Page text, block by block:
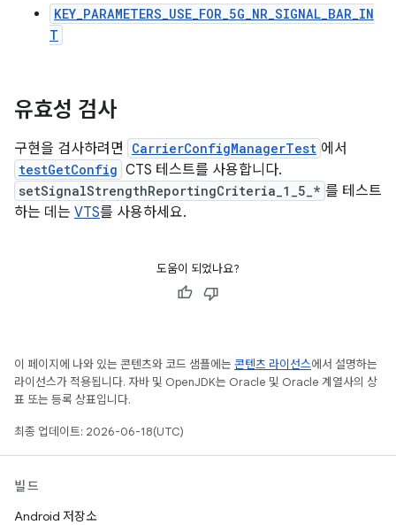
KEY_PARAMETERS_USE_FOR_5G_NR_SIGNAL_BAR_IN
T
유효성 검사
구현을 검사하려면 CarrierConfigManagerTest 에서
testGetConfig CTS 테스트를 사용합니다.
setSignalStrengthReportingCriteria_1_5_* 를 테스트
하는 데는 VTS를 사용하세요.
도움이 되었나요?
이 페이지에 나와 있는 콘텐츠와 코드 샘플에는 콘텐츠 라이선스에서 설명하는
라이선스가 적용됩니다. 자바 및 OpenJDK는 Oracle 및 Oracle 계열사의 상
표 또는 등록 상표입니다.
최종 업데이트: 2026-06-18(UTC)
빌드
Android 저장소